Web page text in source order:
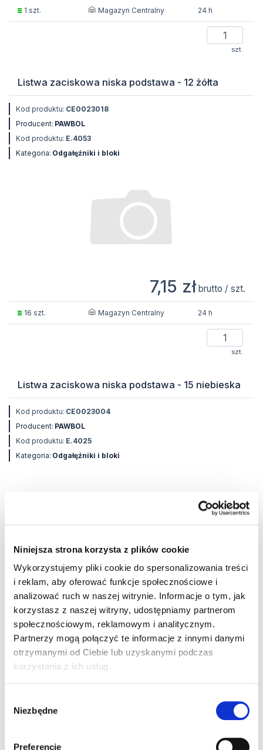
Niniejsza strona korzysta z plików cookie
Wykorzystujemy pliki cookie do spersonalizowania treści
i reklam, aby oferować funkcje społecznościowe i
analizować ruch w naszej witrynie. Informacje o tym, jak
korzystasz z naszej witryny, udostępniamy partnerom
społecznościowym, reklamowym i analitycznym.
Partnerzy mogą połączyć te informacje z innymi danymi
otrzymanymi od Ciebie lub uzyskanymi podczas
korzystania z ich usług.
zgody
Niezbędne
Preferencje
1 szt. Magazyn Centralny 24 h
szt.
Listwa zaciskowa niska podstawa - 12 żółta
Kod produktu: CE0023018
Producent: PAWBOL
Kod produktu: E.4053
Kategoria: Odgałęźniki i bloki
7,15 zł brutto / szt.
16 szt. Magazyn Centralny 24 h
szt.
Listwa zaciskowa niska podstawa - 15 niebieska
Kod produktu: CE0023004
Producent: PAWBOL
Kod produktu: E.4025
Kategoria: Odgałęźniki i bloki
8,98 zł brutto / szt.
13 szt. Magazyn Centralny 24 h
Kod produktu:
Kod produktu: